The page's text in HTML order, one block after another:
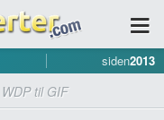
siden2013
til GIF